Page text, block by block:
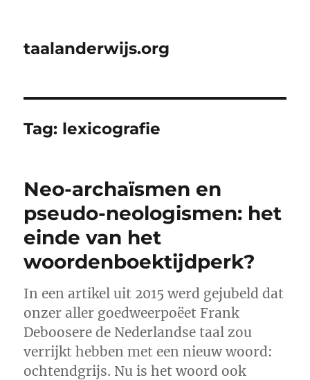
taalanderwijs.org
Tag: lexicografie
Neo-archaïsmen en
pseudo-neologismen: het
einde van het
woordenboektijdperk?
In een artikel uit 2015 werd gejubeld dat
onzer aller goedweerpoëet Frank
Deboosere de Nederlandse taal zou
verrijkt hebben met een nieuw woord:
ochtendgrijs. Nu is het woord ook